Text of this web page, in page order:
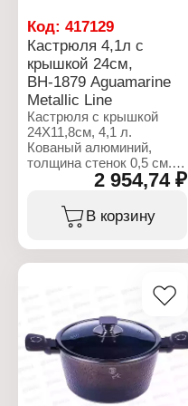
Объем: 3 л
Код: 417129
Кастрюля 4,1л с
крышкой 24см,
ВН-1879 Aguamarine
Metallic Line
Кастрюля с крышкой
24X11,8см, 4,1 л.
Кованый алюминий,
толщина стенок 0,5 см. 3
слоя мраморно-
гранитного покрытия,
эргономичная ручка "soft
touch". Индукционное
Бренд: Berlinger Haus
Коллекция: "Aguamarine
Metallic Line"
Тип товара: Кастрюля
Диаметр: 24 см
Высота: 11,8 см
Толщина стенок: 0,5 см
2 954,74 ₽
В корзину